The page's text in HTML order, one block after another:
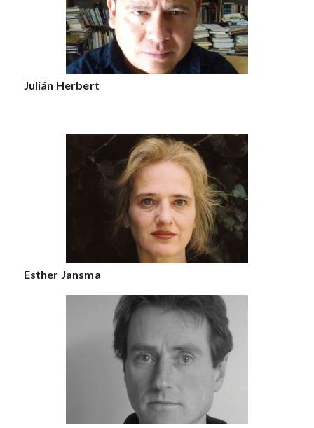
Julián Herbert
Esther Jansma